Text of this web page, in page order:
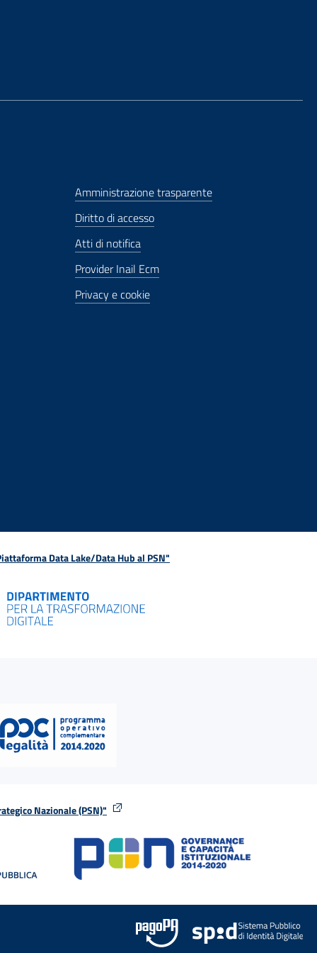
Amministrazione trasparente
Diritto di accesso
Atti di notifica
Provider Inail Ecm
Privacy e cookie
Data Lake/Data Hub al PSN"
Nazionale (PSN)"
stessa finestra